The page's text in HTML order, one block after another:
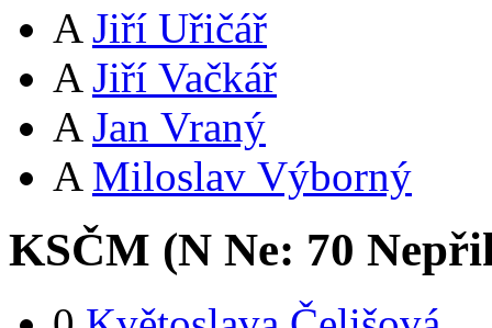
A Jiří Uřičář
A Jiří Vačkář
A Jan Vraný
A Miloslav Výborný
KSČM (N Ne: 70